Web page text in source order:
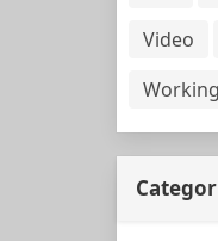
Video